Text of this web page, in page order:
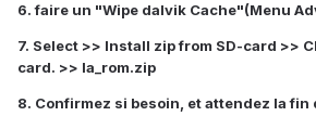
6. faire un "Wipe dalvik Cache"(Menu
7. Select >> Install zip from SD-card >>
card. >> la_rom.zip
8. Confirmez si besoin, et attendez la fin